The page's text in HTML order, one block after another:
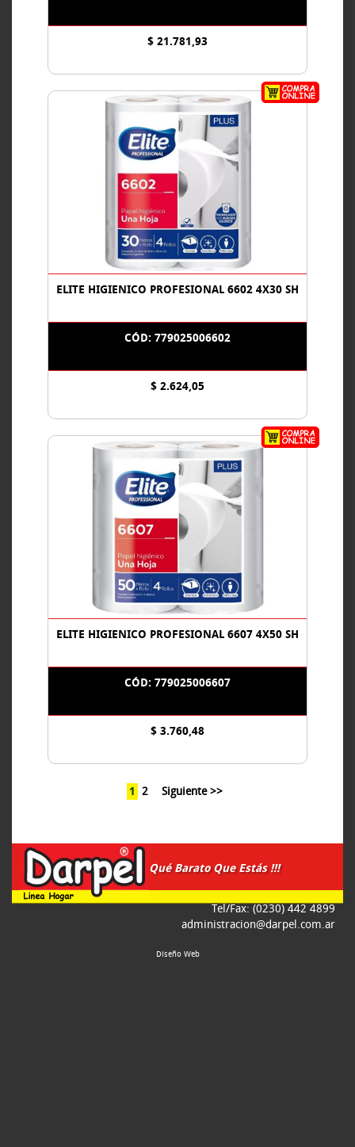
$ 21.781,93
ELITE HIGIENICO PROFESIONAL 6602 4X30 SH
CÓD: 779025006602
$ 2.624,05
ELITE HIGIENICO PROFESIONAL 6607 4X50 SH
CÓD: 779025006607
$ 3.760,48
1 2 Siguiente >>
Qué Barato Que Estás !!!
Tel/Fax: (0230) 442 4899
administracion@darpel.com.ar
Diseño Web